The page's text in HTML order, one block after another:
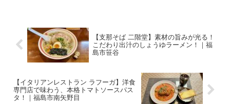
【支那そば 二階堂】素材の旨みが光る！
こだわり出汁のしょうゆラーメン！｜福
島市笹谷
【イタリアンレストラン ラフーガ】洋食
専門店で味わう、本格トマトソースパス
タ！｜福島市南矢野目